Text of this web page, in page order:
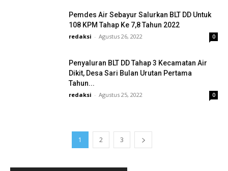
Pemdes Air Sebayur Salurkan BLT DD Untuk
108 KPM Tahap Ke 7,8 Tahun 2022
redaksi - Agustus 26, 2022 0
Penyaluran BLT DD Tahap 3 Kecamatan Air
Dikit, Desa Sari Bulan Urutan Pertama
Tahun...
redaksi - Agustus 25, 2022 0
1 2 3